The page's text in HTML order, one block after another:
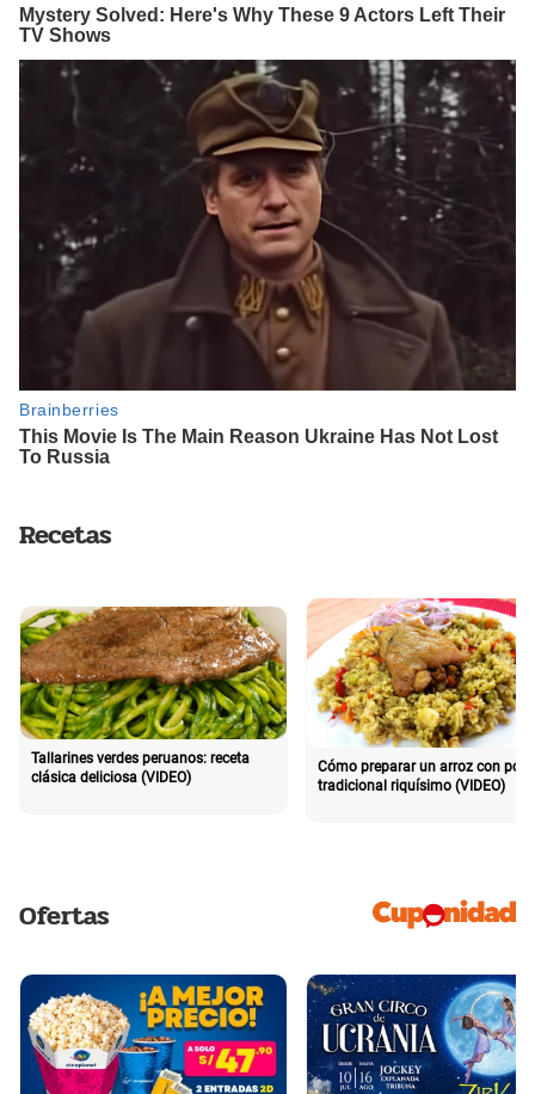
Recetas
Tallarines verdes peruanos: receta
clásica deliciosa (VIDEO)
Cómo preparar un arroz con pollo
tradicional riquísimo (VIDEO)
Ofertas